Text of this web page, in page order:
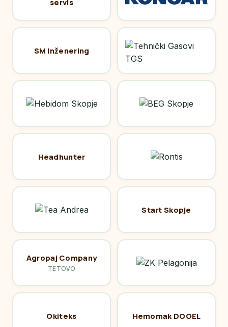
servis
SM Inženering
Headhunter
Start Skopje
Agropaj Company
TETOVO
Okiteks Hemomak DOOEL